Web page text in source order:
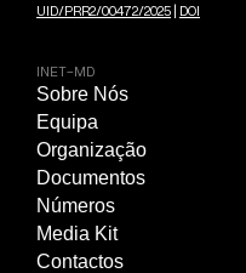
UID/PRR2/00472/2025 | DOI
INET-MD
Sobre Nós
Equipa
Organização
Documentos
Números
Media Kit
Contactos